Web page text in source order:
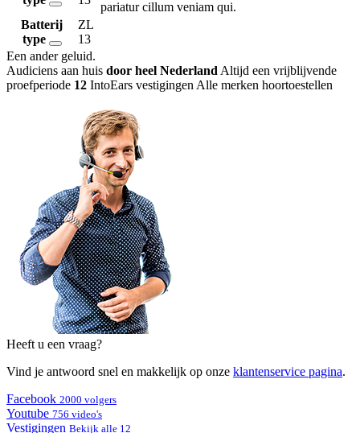
pariatur cillum veniam qui.
Batterij
type
ZL
13
Een ander geluid.
Audiciens aan huis door heel Nederland Altijd een vrijblijvende
proefperiode 12 IntoEars vestigingen Alle merken hoortoestellen
Heeft u een vraag?
Vind je antwoord snel en makkelijk op onze klantenservice pagina.
Facebook 2000 volgers
Youtube 756 video's
Vestigingen Bekijk alle 12